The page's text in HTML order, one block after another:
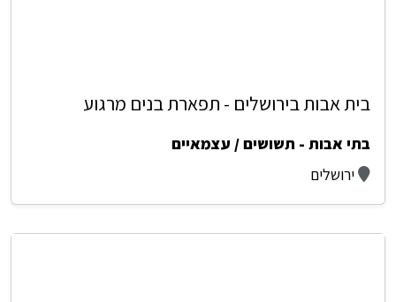
בית אבות בירושלים - תפארת בנים מרגוע
בתי אבות - תשושים / עצמאיים
ירושלים